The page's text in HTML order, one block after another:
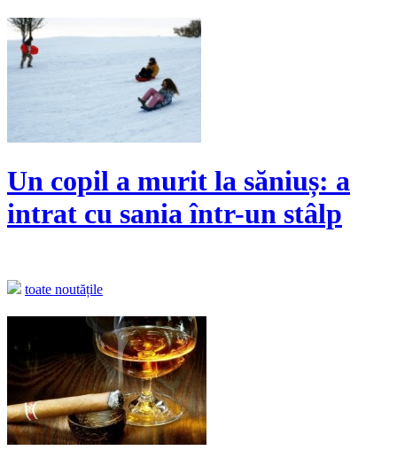
Un copil a murit la săniuș: a
intrat cu sania într-un stâlp
toate noutățile